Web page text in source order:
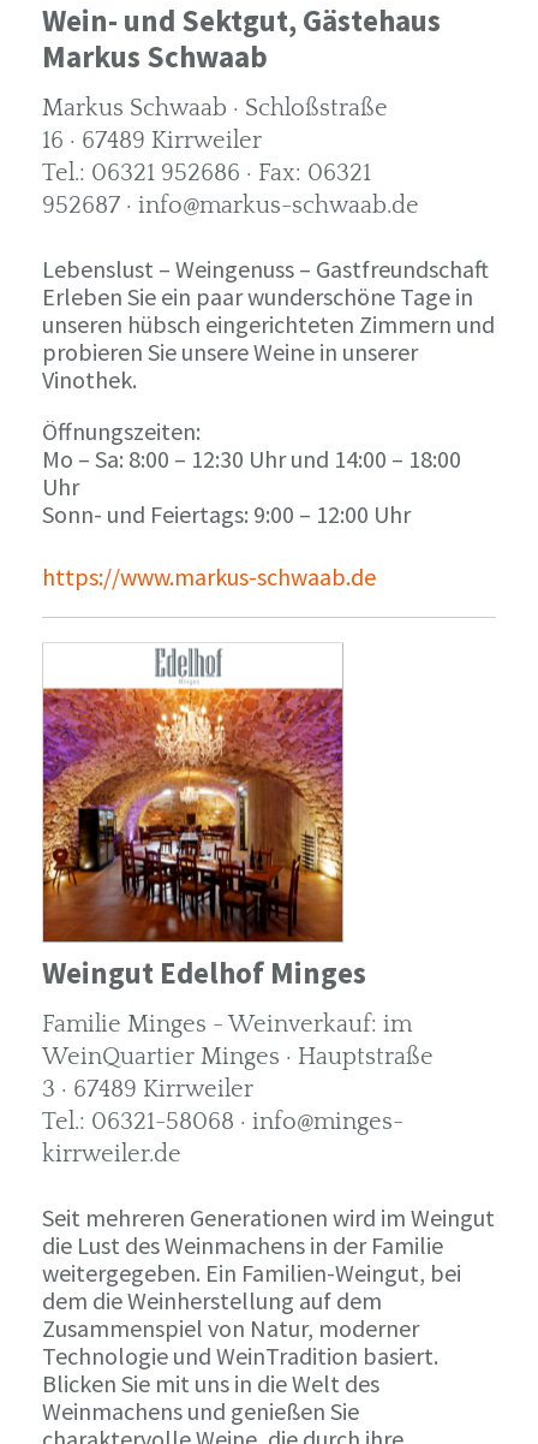
Wein- und Sektgut, Gästehaus
Markus Schwaab
Markus Schwaab · Schloßstraße
16 · 67489 Kirrweiler
Tel.: 06321 952686 · Fax: 06321
952687 · info@markus-schwaab.de
Lebenslust – Weingenuss – Gastfreundschaft
Erleben Sie ein paar wunderschöne Tage in
unseren hübsch eingerichteten Zimmern und
probieren Sie unsere Weine in unserer
Vinothek.
Öffnungszeiten:
Mo – Sa: 8:00 – 12:30 Uhr und 14:00 – 18:00
Uhr
Sonn- und Feiertags: 9:00 – 12:00 Uhr
https://www.markus-schwaab.de
Weingut Edelhof Minges
Familie Minges - Weinverkauf: im
WeinQuartier Minges · Hauptstraße
3 · 67489 Kirrweiler
Tel.: 06321-58068 · info@minges-
kirrweiler.de
Seit mehreren Generationen wird im Weingut
die Lust des Weinmachens in der Familie
weitergegeben. Ein Familien-Weingut, bei
dem die Weinherstellung auf dem
Zusammenspiel von Natur, moderner
Technologie und WeinTradition basiert.
Blicken Sie mit uns in die Welt des
Weinmachens und genießen Sie